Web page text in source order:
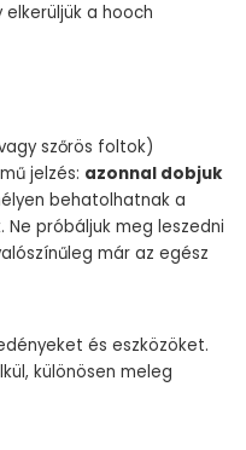
a hooch
szőrös foltok)
jelzés: azonnal dobjuk
behatolhatnak a
próbáljuk meg leszedni
már az egész
és eszközöket.
különösen meleg